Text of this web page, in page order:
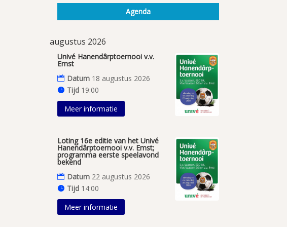
Agenda
augustus 2026
Univé Hanendârptoernooi v.v.
Emst
Datum 18 augustus 2026
Tijd 19:00
Meer informatie
Loting 16e editie van het Univé
Hanendârptoernooi v.v. Emst;
programma eerste speelavond
bekend
Datum 22 augustus 2026
Tijd 14:00
Meer informatie